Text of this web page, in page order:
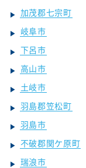
加茂郡七宗町
岐阜市
下呂市
高山市
土岐市
羽島郡笠松町
羽島市
不破郡関ケ原町
瑞浪市